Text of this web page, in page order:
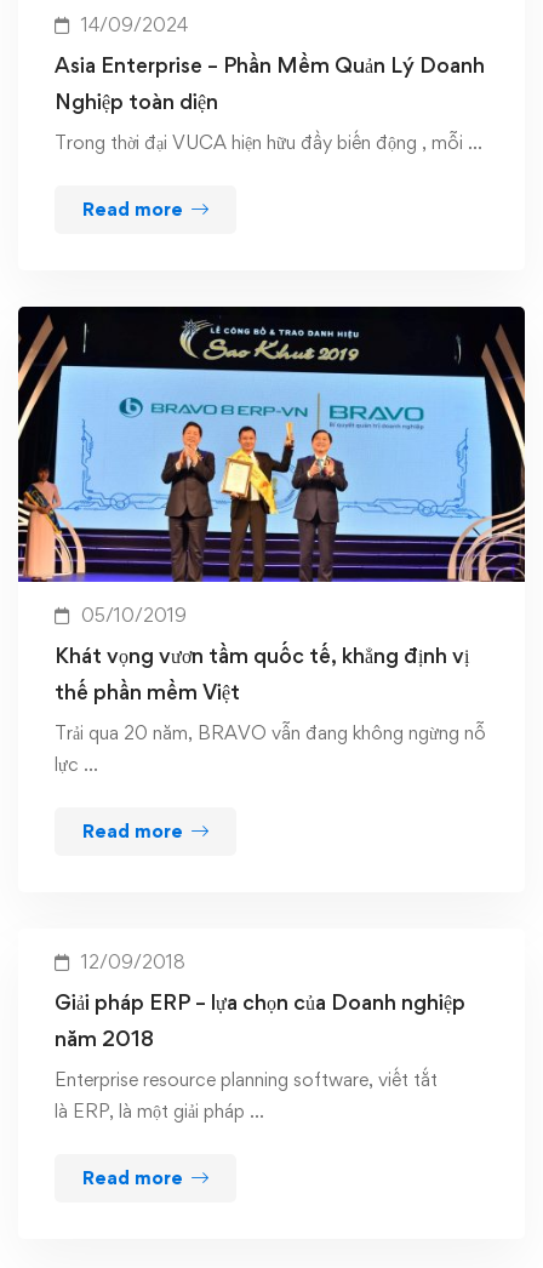
14/09/2024
Asia Enterprise – Phần Mềm Quản Lý Doanh
Nghiệp toàn diện
Trong thời đại VUCA hiện hữu đầy biến động , mỗi …
Read more
05/10/2019
Khát vọng vươn tầm quốc tế, khẳng định vị
thế phần mềm Việt
Trải qua 20 năm, BRAVO vẫn đang không ngừng nỗ
lực …
Read more
12/09/2018
Giải pháp ERP – lựa chọn của Doanh nghiệp
năm 2018
Enterprise resource planning software, viết tắt
là ERP, là một giải pháp …
Read more